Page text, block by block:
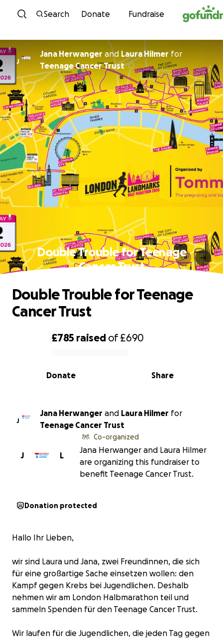
Skip to content
Search Donate Fundraise
J
Jana Herwanger and Laura Hilmer for
Teenage Cancer Trust
Double Trouble for Teenage
Cancer Trust
0% complete
£785 raised of£690
Share
Donate
Double Trouble for Teenage
Cancer Trust
J
Jana Herwanger and Laura Hilmer for
Teenage Cancer Trust
L
J
Co-organized
Jana Herwanger and Laura Hilmer
are organizing this fundraiser to
benefit Teenage Cancer Trust.
Donation protected
Hallo Ihr Lieben,
wir sind Laura und Jana, zwei Freundinnen, die sich
für eine großartige Sache einsetzen wollen: den
Kampf gegen Krebs bei Jugendlichen. Deshalb
nehmen wir am London Halbmarathon teil und
sammeln Spenden für den Teenage Cancer Trust.
Wir laufen für die Jugendlichen, die jeden Tag gegen